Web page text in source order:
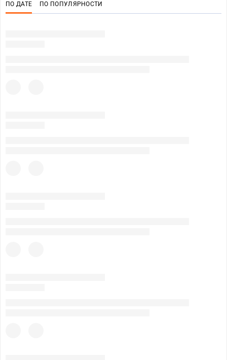
ПО ДАТЕ ПО ПОПУЛЯРНОСТИ